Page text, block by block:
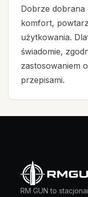
Dobrze dobrana
komfort,
użytkowania.
świadomie,
zastosowaniem
przepisami.
RM GUN to